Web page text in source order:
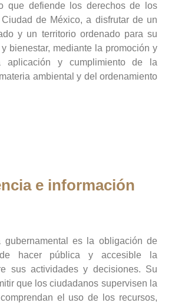
que defiende los derechos de los
de México, a disfrutar de un
y un territorio ordenado para su
bienestar, mediante la promoción y
aplicación y cumplimiento de la
ambiental y del ordenamiento
e información
gubernamental es la obligación de
hacer pública y accesible la
sus actividades y decisiones. Su
que los ciudadanos supervisen la
el uso de los recursos,